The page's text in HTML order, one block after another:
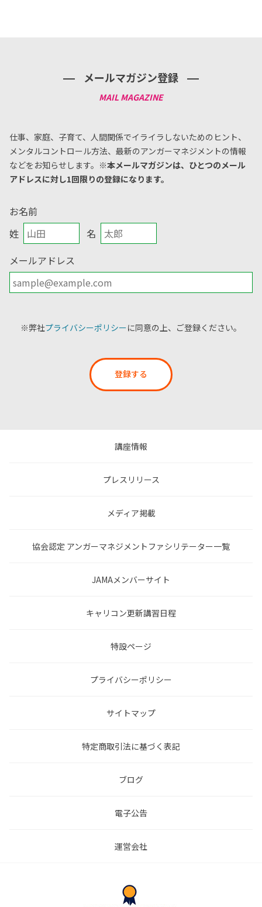
メールマガジン登録
仕事、家庭、子育て、人間関係でイライラしないためのヒント、
メンタルコントロール方法、 最新のアンガーマネジメントの情報
などをお知らせします。 ※本メールマガジンは、ひとつのメール
アドレスに対し1回限りの登録になります。
お名前
姓
名
メールアドレス
※弊社プライバシーポリシーに同意の上、ご登録ください。
登録する
講座情報
プレスリリース
メディア掲載
協会認定 アンガーマネジメントファシリテーター一覧
JAMAメンバーサイト
キャリコン更新講習日程
特設ページ
プライバシーポリシー
サイトマップ
特定商取引法に基づく表記
ブログ
電子公告
運営会社